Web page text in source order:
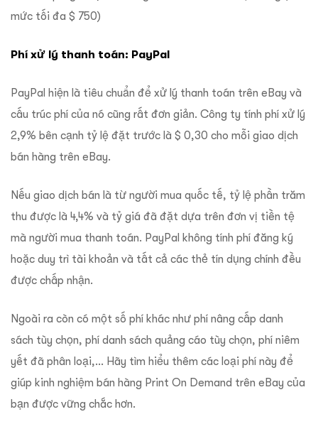
mức tối đa $ 750)
Phí xử lý thanh toán: PayPal
PayPal hiện là tiêu chuẩn để xử lý thanh toán trên eBay và
cấu trúc phí của nó cũng rất đơn giản. Công ty tính phí xử lý
2,9% bên cạnh tỷ lệ đặt trước là $ 0,30 cho mỗi giao dịch
bán hàng trên eBay.
Nếu giao dịch bán là từ người mua quốc tế, tỷ lệ phần trăm
thu được là 4,4% và tỷ giá đã đặt dựa trên đơn vị tiền tệ
mà người mua thanh toán. PayPal không tính phí đăng ký
hoặc duy trì tài khoản và tất cả các thẻ tín dụng chính đều
được chấp nhận.
Ngoài ra còn có một số phí khác như phí nâng cấp danh
sách tùy chọn, phí danh sách quảng cáo tùy chọn, phí niêm
yết đã phân loại,… Hãy tìm hiểu thêm các loại phí này để
giúp kinh nghiệm bán hàng Print On Demand trên eBay của
bạn được vững chắc hơn.